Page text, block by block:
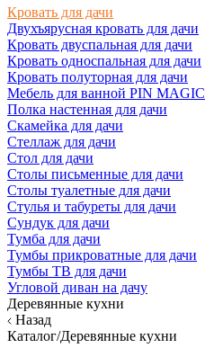
Кровать для дачи
Двухъярусная кровать для дачи
Кровать двуспальная для дачи
Кровать односпальная для дачи
Кровать полуторная для дачи
Мебель для ванной PIN MAGIC
Полка настенная для дачи
Скамейка для дачи
Стеллаж для дачи
Стол для дачи
Столы письменные для дачи
Столы туалетные для дачи
Стулья и табуреты для дачи
Сундук для дачи
Тумба для дачи
Тумбы прикроватные для дачи
Тумбы ТВ для дачи
Угловой диван на дачу
Деревянные кухни
Назад
Каталог/Деревянные кухни